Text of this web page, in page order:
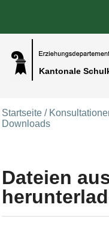
Kantonale
Benutzerspezifische
Direkt zum Inhalt|Direkt
Startseite /
Downloads
Dateien